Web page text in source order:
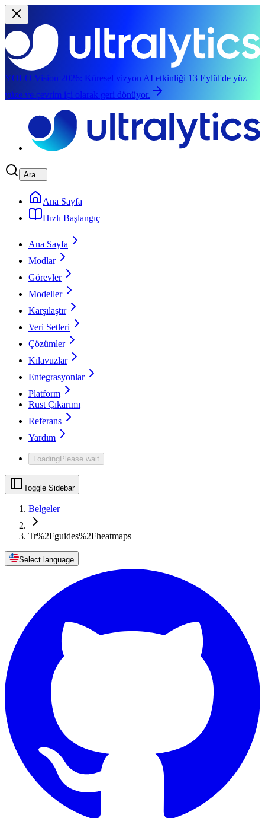
YOLO Vision 2026: Küresel vizyon AI etkinliği 13 Eylül'de yüz
yüze ve çevrim içi olarak geri dönüyor.
Ara...
Ana Sayfa
Hızlı Başlangıç
Ana Sayfa
Modlar
Görevler
Modeller
Karşılaştır
Veri Setleri
Çözümler
Kılavuzlar
Entegrasyonlar
Platform
Rust Çıkarımı
Referans
Yardım
LoadingPlease wait
Toggle Sidebar
Belgeler
Tr%2Fguides%2Fheatmaps
Select language